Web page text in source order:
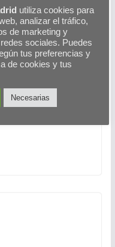
de clasificación
estrellas variables
gustar
utiliza cookies para
analizar el tráfico,
de marketing y
sociales. Puedes
tus preferencias y
de cookies y tus
Necesarias